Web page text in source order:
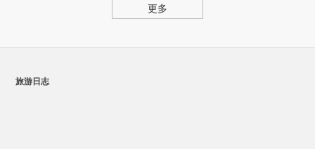
更多
旅游日志